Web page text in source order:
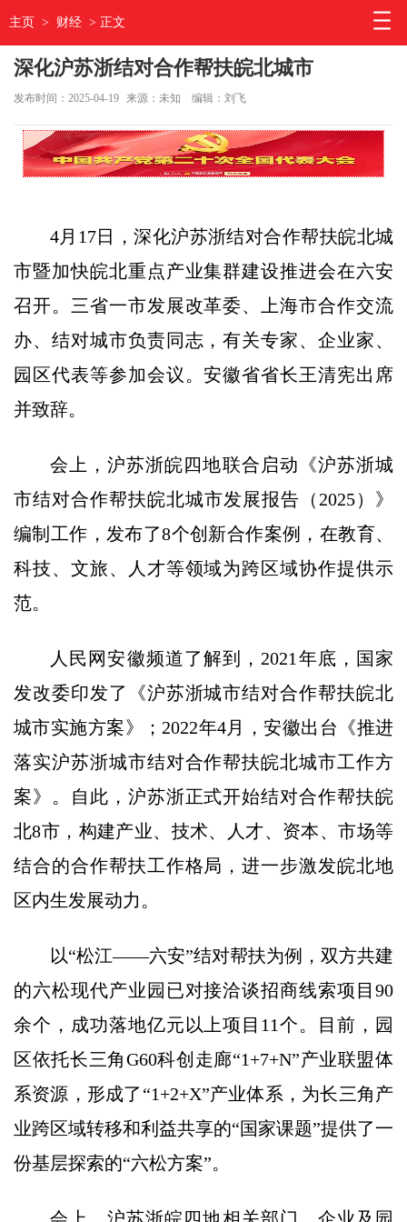
主页 > 财经 > 正文
深化沪苏浙结对合作帮扶皖北城市
发布时间：2025-04-19 来源：未知 编辑：刘飞
4月17日，深化沪苏浙结对合作帮扶皖北城
市暨加快皖北重点产业集群建设推进会在六安
召开。三省一市发展改革委、上海市合作交流
办、结对城市负责同志，有关专家、企业家、
园区代表等参加会议。安徽省省长王清宪出席
并致辞。
会上，沪苏浙皖四地联合启动《沪苏浙城
市结对合作帮扶皖北城市发展报告（2025）》
编制工作，发布了8个创新合作案例，在教育、
科技、文旅、人才等领域为跨区域协作提供示
范。
人民网安徽频道了解到，2021年底，国家
发改委印发了《沪苏浙城市结对合作帮扶皖北
城市实施方案》；2022年4月，安徽出台《推进
落实沪苏浙城市结对合作帮扶皖北城市工作方
案》。自此，沪苏浙正式开始结对合作帮扶皖
北8市，构建产业、技术、人才、资本、市场等
结合的合作帮扶工作格局，进一步激发皖北地
区内生发展动力。
以“松江——六安”结对帮扶为例，双方共建
的六松现代产业园已对接洽谈招商线索项目90
余个，成功落地亿元以上项目11个。目前，园
区依托长三角G60科创走廊“1+7+N”产业联盟体
系资源，形成了“1+2+X”产业体系，为长三角产
业跨区域转移和利益共享的“国家课题”提供了一
份基层探索的“六松方案”。